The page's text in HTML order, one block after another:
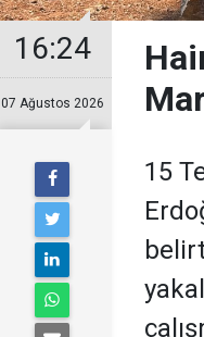
16:24
07 Ağustos 2026
15